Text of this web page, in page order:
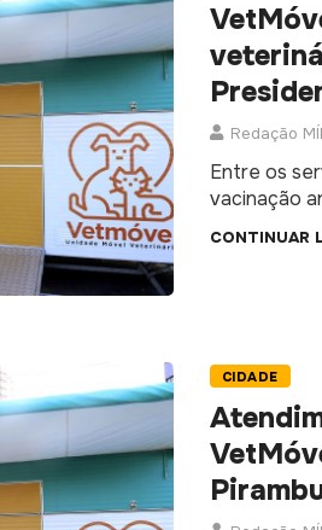
Redação
Entre os
vacinação
CONTINUAR
CIDADE